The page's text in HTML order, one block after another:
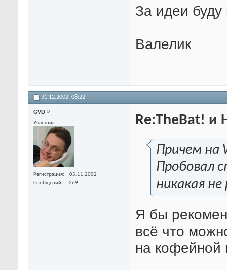
За идеи буду
Валелик
31.12.2002, 08:22
GVD
Участник
Регистрация
05.11.2002
Сообщений
269
Re:TheBat! и
Причем на
Пробовал
никакая
Я бы
всё что
на кофейной